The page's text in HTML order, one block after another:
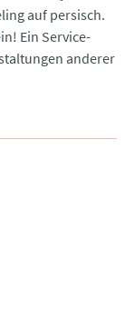
auf persisch.
Ein Service-
anderer